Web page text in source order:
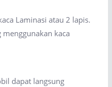
Laminasi atau 2 lapis.
menggunakan kaca
dapat langsung